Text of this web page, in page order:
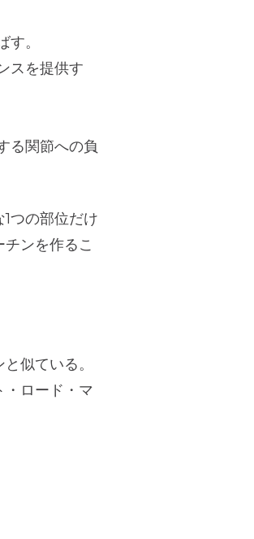
。
スを提供す
る関節への負
つの部位だけ
ンを作るこ
似ている。
・ロード・マ